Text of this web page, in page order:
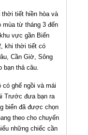
thời tiết hiền hòa và
mùa từ tháng 3 đến
vực gần Biển
khi thời tiết có
Cần Giờ, Sông
bạn thả câu.
có ghế ngồi và mái
Trước đưa bạn ra
biển đã được chọn
theo cho chuyến
những chiếc cần